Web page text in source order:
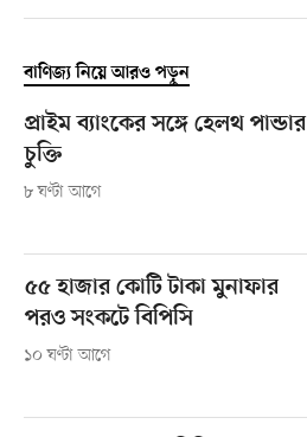
বাণিজ্য নিয়ে আরও পড়ুন
প্রাইম ব্যাংকের সঙ্গে হেলথ পান্ডার
চুক্তি
৮ ঘণ্টা আগে
৫৫ হাজার কোটি টাকা মুনাফার
পরও সংকটে বিপিসি
১০ ঘণ্টা আগে